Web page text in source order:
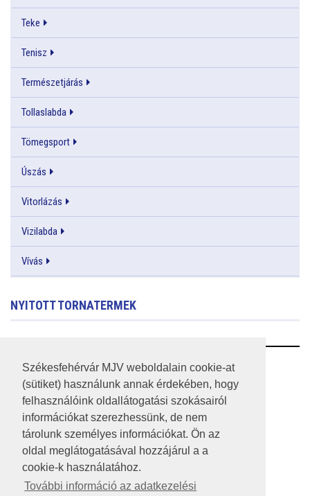
Székesfehérvár MJV weboldalain cookie-at
(sütiket) használunk annak érdekében, hogy
felhasználóink oldallátogatási szokásairól
információkat szerezhessünk, de nem
tárolunk személyes információkat. Ön az
oldal meglátogatásával hozzájárul a a
cookie-k használatához.
További információ az adatkezelési
Teke
Tenisz
Természetjárás
Tollaslabda
Tömegsport
Úszás
Vitorlázás
Vizilabda
Vívás
NYITOTT TORNATERMEK
RSS
A HONLAP 2017.03.31-I ÁLLAPOTA
JOGI NYILATKOZAT
IMPRESSZUM